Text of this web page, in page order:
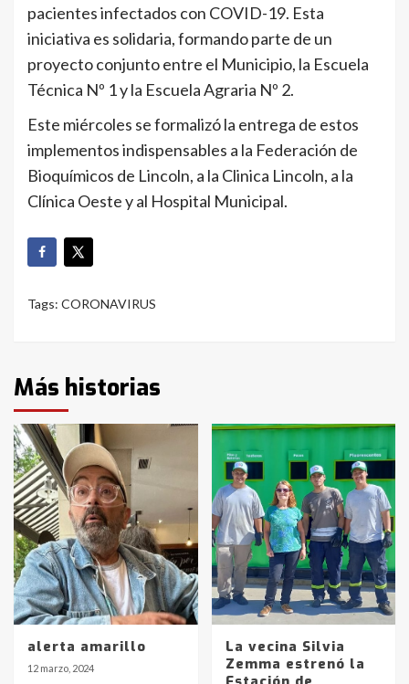
pacientes infectados con COVID-19. Esta
iniciativa es solidaria, formando parte de un
proyecto conjunto entre el Municipio, la Escuela
Técnica Nº 1 y la Escuela Agraria Nº 2.
Este miércoles se formalizó la entrega de estos
implementos indispensables a la Federación de
Bioquímicos de Lincoln, a la Clinica Lincoln, a la
Clínica Oeste y al Hospital Municipal.
Tags: CORONAVIRUS
Más historias
alerta amarillo
12 marzo, 2024
La vecina Silvia
Zemma estrenó la